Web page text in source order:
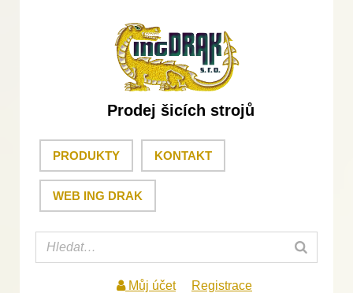
Prodej šicích strojů
PRODUKTY KONTAKT
WEB ING DRAK
Můj účet Registrace